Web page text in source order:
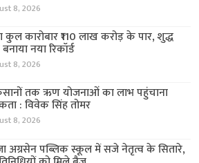
8, 2026
कुल कारोबार ₹110 लाख करोड़ के पार, शुद्ध
नया रिकॉर्ड
8, 2026
तक ऋण योजनाओं का लाभ पहुंचाना
: विवेक सिंह तोमर
8, 2026
अग्रसेन पब्लिक स्कूल में सजे नेतृत्व के सितारे,